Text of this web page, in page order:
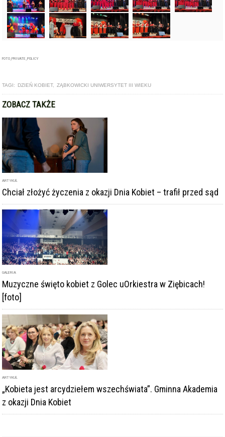
FOTO_PRIVATE_POLICY
TAGI: DZIEŃ KOBIET, ZĄBKOWICKI UNIWERSYTET III WIEKU
ZOBACZ TAKŻE
ARTYKUŁ
Chciał złożyć życzenia z okazji Dnia Kobiet – trafił przed sąd
GALERIA
Muzyczne święto kobiet z Golec uOrkiestra w Ziębicach!
[foto]
ARTYKUŁ
„Kobieta jest arcydziełem wszechświata”. Gminna Akademia
z okazji Dnia Kobiet